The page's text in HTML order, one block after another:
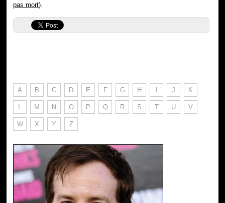
pas mort).
A B C D E F G H I J K
L M N O P Q R S T U V
W X Y Z